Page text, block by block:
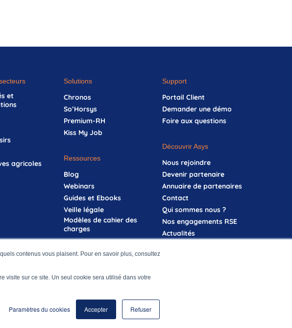
contenus vous plaisent. Pour en savoir plus, consultez
visite sur ce site. Un seul cookie sera utilisé dans votre
Paramètres du cookies Accepter Refuser
et
agricoles
Solutions
Chronos
So’Horsys
Premium-RH
Kiss My Job
Ressources
Blog
Webinars
Guides et Ebooks
Veille légale
Modèles de cahier des
charges
Support
Portail Client
Demander une démo
Foire aux questions
Découvrir Asys
Nous rejoindre
Devenir partenaire
Annuaire de partenaires
Contact
Qui sommes nous ?
Nos engagements RSE
Actualités
de protection des données Accord de gestion des cookies